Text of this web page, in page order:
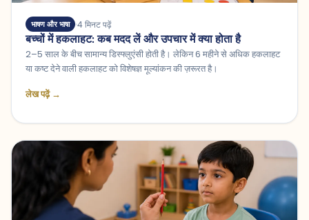
भाषण और भाषा 4 मिनट पढ़ें
बच्चों में हकलाहट: कब मदद लें और उपचार में क्या होता है
2–5 साल के बीच सामान्य डिस्फ्लुएंसी होती है। लेकिन 6 महीने से अधिक हकलाहट
या कष्ट देने वाली हकलाहट को विशेषज्ञ मूल्यांकन की ज़रूरत है।
लेख पढ़ें →